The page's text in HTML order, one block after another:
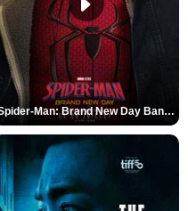
Spider-Man: Brand New Day Bande-annonce (3) VO STFR